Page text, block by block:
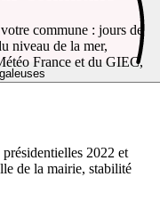
commune : jours de
niveau de la mer,
France et du GIEC,
2022 et
de la mairie, stabilité